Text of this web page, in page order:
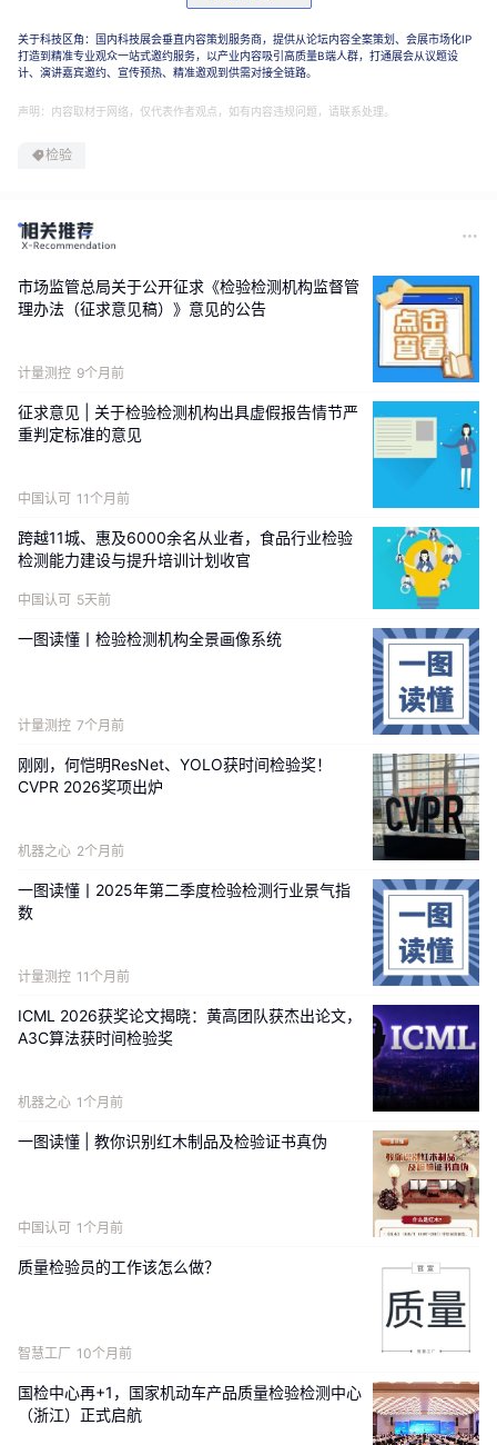
关于科技区角：国内科技展会垂直内容策划服务商，提供从论坛内容全案策划、会展市场化IP
打造到精准专业观众一站式邀约服务，以产业内容吸引高质量B端人群，打通展会从议题设
计、演讲嘉宾邀约、宣传预热、精准邀观到供需对接全链路。
声明：内容取材于网络，仅代表作者观点，如有内容违规问题，请联系处理。
检验
市场监管总局关于公开征求《检验检测机构监督管
理办法（征求意见稿）》意见的公告
计量测控 9个月前
征求意见 | 关于检验检测机构出具虚假报告情节严
重判定标准的意见
中国认可 11个月前
跨越11城、惠及6000余名从业者，食品行业检验
检测能力建设与提升培训计划收官
中国认可 5天前
一图读懂丨检验检测机构全景画像系统
计量测控 7个月前
刚刚，何恺明ResNet、YOLO获时间检验奖！
CVPR 2026奖项出炉
机器之心 2个月前
一图读懂丨2025年第二季度检验检测行业景气指
数
计量测控 11个月前
ICML 2026获奖论文揭晓：黄高团队获杰出论文，
A3C算法获时间检验奖
机器之心 1个月前
一图读懂 | 教你识别红木制品及检验证书真伪
中国认可 1个月前
质量检验员的工作该怎么做？
智慧工厂 10个月前
国检中心再+1，国家机动车产品质量检验检测中心
（浙江）正式启航